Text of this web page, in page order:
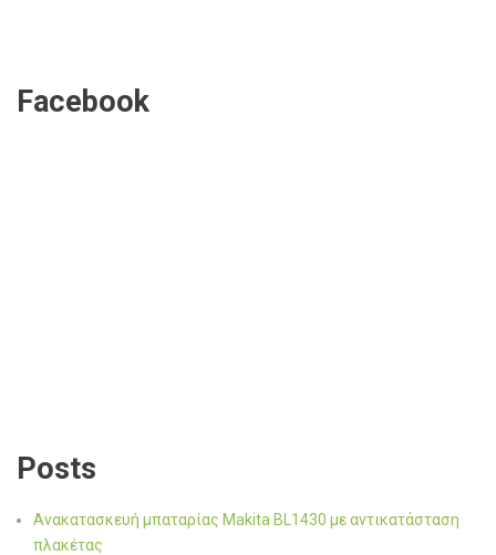
Facebook
Posts
Ανακατασκευή μπαταρίας Makita BL1430 με αντικατάσταση
πλακέτας